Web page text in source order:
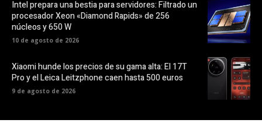
Intel prepara una bestia para servidores: Filtrado un
procesador Xeon «Diamond Rapids» de 256
núcleos y 650 W
10 de agosto de 2026
Xiaomi hunde los precios de su gama alta: El 17T
Pro y el Leica Leitzphone caen hasta 500 euros
9 de agosto de 2026